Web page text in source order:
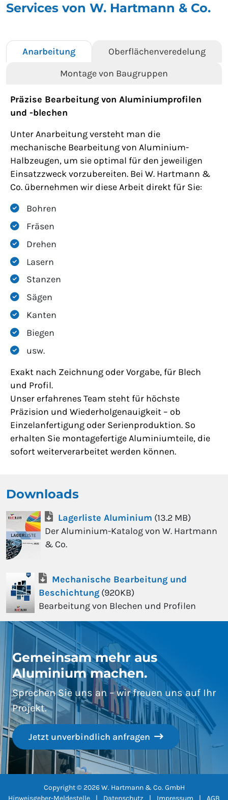
Services von W. Hartmann & Co.
Anarbeitung Oberflächenveredelung
Montage von Baugruppen
Präzise Bearbeitung von Aluminiumprofilen
und -blechen
Unter Anarbeitung versteht man die
mechanische Bearbeitung von Aluminium-
Halbzeugen, um sie optimal für den jeweiligen
Einsatzzweck vorzubereiten. Bei W. Hartmann &
Co. übernehmen wir diese Arbeit direkt für Sie:
Bohren
Fräsen
Drehen
Lasern
Stanzen
Sägen
Kanten
Biegen
usw.
Exakt nach Zeichnung oder Vorgabe, für Blech
und Profil.
Unser erfahrenes Team steht für höchste
Präzision und Wiederholgenauigkeit – ob
Einzelanfertigung oder Serienproduktion. So
erhalten Sie montagefertige Aluminiumteile, die
sofort weiterverarbeitet werden können.
Downloads
Lagerliste Aluminium (13.2 MB)
Der Aluminium-Katalog von W. Hartmann
& Co.
Mechanische Bearbeitung und
Beschichtung(920KB)
Bearbeitung von Blechen und Profilen
Gemeinsam mehr aus
Aluminium machen.
Sprechen Sie uns an – wir freuen uns auf Ihr
Projekt.
Jetzt unverbindlich anfragen
Copyright © 2026 W. Hartmann & Co. GmbH
Hinweisgeber-Meldestelle
| Datenschutz | Impressum | AGB